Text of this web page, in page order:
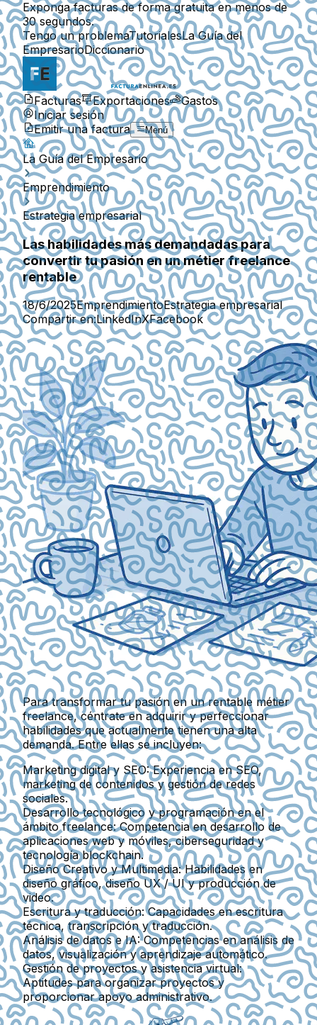
Exponga facturas de forma gratuita en menos de
30 segundos.
Tengo un problemaTutorialesLa Guía del
EmpresarioDiccionario
Facturas Exportaciones
Gastos
Iniciar sesión
Emitir una factura
Menú
La Guía del Empresario
Emprendimiento
Estrategia empresarial
Las habilidades más demandadas para
convertir tu pasión en un métier freelance
rentable
18/6/2025EmprendimientoEstrategia empresarial
Compartir en:LinkedInXFacebook
Para transformar tu pasión en un rentable métier
freelance, céntrate en adquirir y perfeccionar
habilidades que actualmente tienen una alta
demanda. Entre ellas se incluyen:
Marketing digital y SEO:Experiencia en SEO,
marketing de contenidos y gestión de redes
sociales.
Desarrollo tecnológico y programación en el
ámbito freelance:Competencia en desarrollo de
aplicaciones web y móviles, ciberseguridad y
tecnología blockchain.
Diseño Creativo y Multimedia:Habilidades en
diseño gráfico, diseño UX / UI y producción de
video.
Escritura y traducción:Capacidades en escritura
técnica, transcripción y traducción.
Análisis de datos e IA:Competencias en análisis de
datos, visualización y aprendizaje automático.
Gestión de proyectos y asistencia virtual:
Aptitudes para organizar proyectos y
proporcionar apoyo administrativo.